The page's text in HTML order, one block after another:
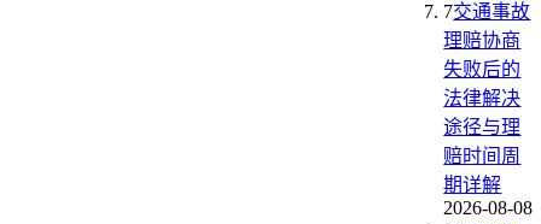
7交通事故
理赔协商
失败后的
法律解决
途径与理
赔时间周
期详解
2026-08-08